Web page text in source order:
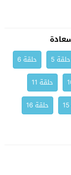
حلقة 5
حلقة 6
حلقة 11
حلقة 16